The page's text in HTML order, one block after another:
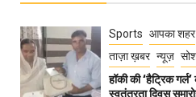
Sports आपका शहर
ताज़ा ख़बर न्यूज़
हॉकी की ‘हैट्रिक
स्वतंत्रता दिवस